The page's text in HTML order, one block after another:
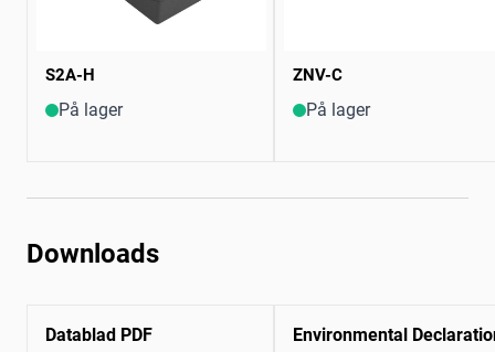
S2A-H
På lager
ZNV-C
På lager
Downloads
Datablad PDF
Environmental